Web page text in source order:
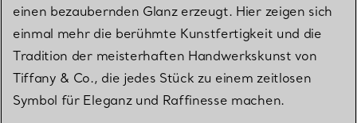
einen bezaubernden Glanz erzeugt. Hier zeigen sich
einmal mehr die berühmte Kunstfertigkeit und die
Tradition der meisterhaften Handwerkskunst von
Tiffany & Co., die jedes Stück zu einem zeitlosen
Symbol für Eleganz und Raffinesse machen.